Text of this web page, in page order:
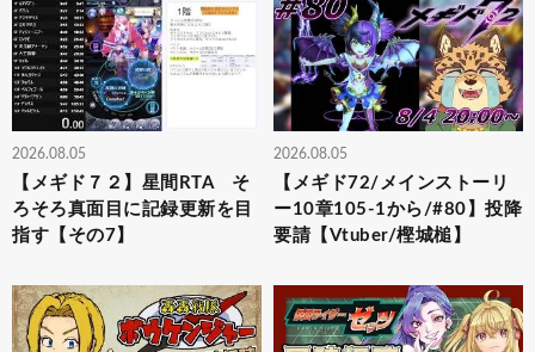
2026.08.05
【メギド７２】星間RTA そ
ろそろ真面目に記録更新を目
指す【その7】
2026.08.05
【メギド72/メインストーリ
ー10章105-1から/#80】投降
要請【Vtuber/樫城槌】